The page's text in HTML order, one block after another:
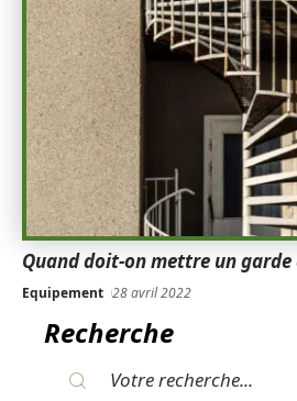
Quand doit-on mettre un garde
Equipement 28 avril 2022
Recherche